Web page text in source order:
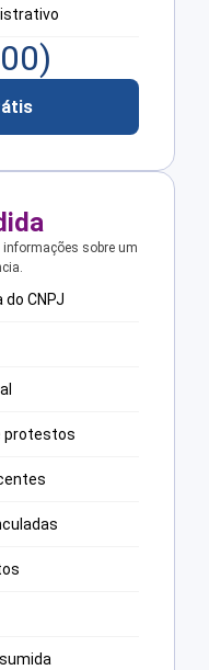
)
sobre um
CNPJ
protestos